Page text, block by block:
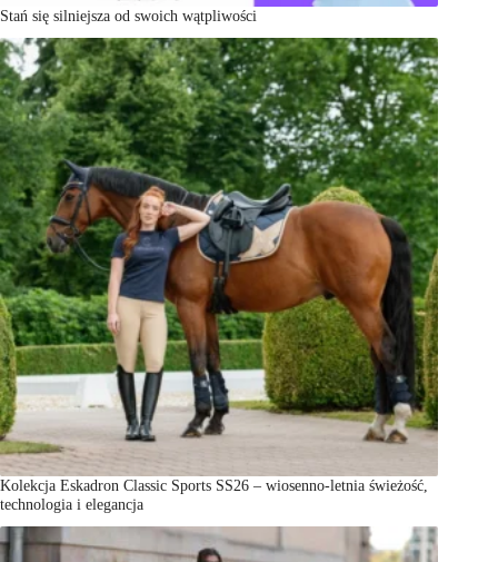
Stań się silniejsza od swoich wątpliwości
Kolekcja Eskadron Classic Sports SS26 – wiosenno-letnia świeżość,
technologia i elegancja